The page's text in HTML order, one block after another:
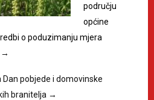
području
općine
o poduzimanju mjera
→
pobjede i domovinske
branitelja →